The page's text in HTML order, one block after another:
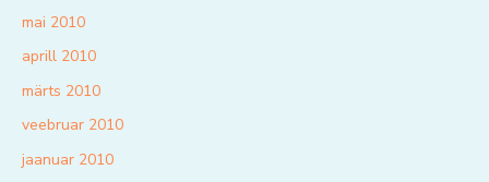
mai 2010
aprill 2010
märts 2010
veebruar 2010
jaanuar 2010